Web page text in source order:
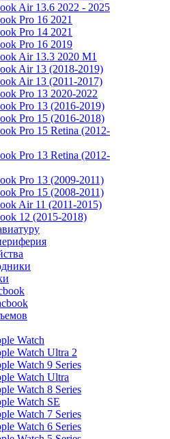
Air 13.6 2022 - 2025
Pro 16 2021
Pro 14 2021
Pro 16 2019
Air 13.3 2020 M1
Air 13 (2018-2019)
Air 13 (2011-2017)
Pro 13 2020-2022
Pro 13 (2016-2019)
Pro 15 (2016-2018)
Pro 15 Retina (2012-
Pro 13 Retina (2012-
Pro 13 (2009-2011)
Pro 15 (2008-2011)
Air 11 (2011-2015)
12 (2015-2018)
Watch
Watch Ultra 2
Watch 9 Series
Watch Ultra
Watch 8 Series
Watch SE
Watch 7 Series
Watch 6 Series